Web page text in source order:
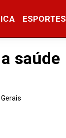
ESPORTES
saúde